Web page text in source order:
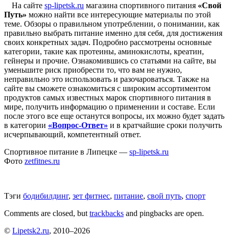
На сайте sp-lipetsk.ru магазина спортивного питания «Свой
Путь» можно найти все интересующие материалы по этой
теме. Обзоры о правильном употреблении, о понимании, как
правильно выбрать питание именно для себя, для достижения
своих конкретных задач. Подробно рассмотрены основные
категории, такие как протеины, аминокислоты, креатин,
гейнеры и прочие. Ознакомившись со статьями на сайте, вы
уменьшите риск приобрести то, что вам не нужно,
неправильно это использовать и разочароваться. Также на
сайте вы сможете ознакомиться с широким ассортиментом
продуктов самых известных марок спортивного питания в
мире, получить информацию о применении и составе. Если
после этого все еще останутся вопросы, их можно будет задать
в категории «Вопрос-Ответ» и в кратчайшие сроки получить
исчерпывающий, компетентный ответ.
Спортивное питание в Липецке — sp-lipetsk.ru
Фото zetfitnes.ru
Тэги бодибилдинг, зет фитнес, питание, свой путь, спорт
Comments are closed, but trackbacks and pingbacks are open.
© Lipetsk2.ru, 2010–2026